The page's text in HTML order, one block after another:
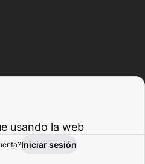
Actividad
usando la web
Iniciar sesión